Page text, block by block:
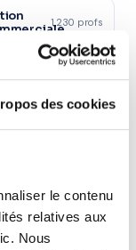
des cookies
le contenu
relatives aux
Nous
1 230 profs
1 120 profs